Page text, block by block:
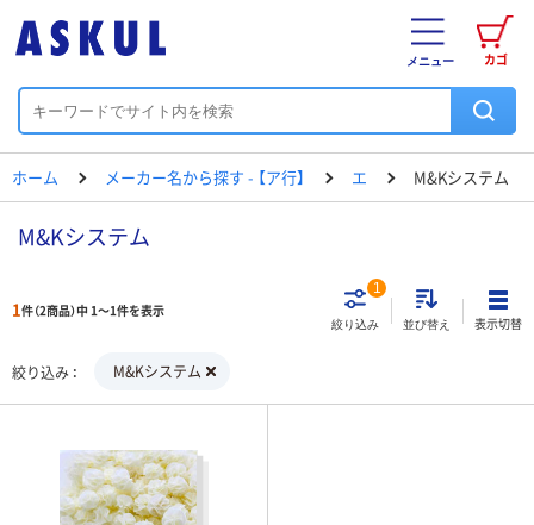
カゴ
メニュー
ホーム メーカー名から探す - 【ア行】 エ M&Kシステム
M&Kシステム
1件（2商品）中 1～1件を表示
絞り込み
1
並び替え 表示切替
絞り込み M&Kシステム